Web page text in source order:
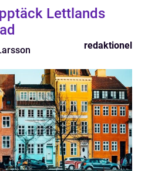
Lettlands
redaktionel